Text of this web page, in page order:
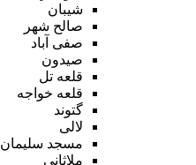
شیبان
صالح شهر
صفی آباد
صیدون
قلعه تل
قلعه خواجه
گتوند
لالی
مسجد سلیمان
ملاثانی